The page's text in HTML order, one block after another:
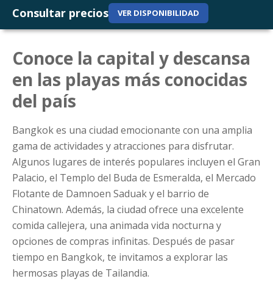
Consultar precios VER DISPONIBILIDAD
Conoce la capital y descansa
en las playas más conocidas
del país
Bangkok es una ciudad emocionante con una amplia
gama de actividades y atracciones para disfrutar.
Algunos lugares de interés populares incluyen el Gran
Palacio, el Templo del Buda de Esmeralda, el Mercado
Flotante de Damnoen Saduak y el barrio de
Chinatown. Además, la ciudad ofrece una excelente
comida callejera, una animada vida nocturna y
opciones de compras infinitas. Después de pasar
tiempo en Bangkok, te invitamos a explorar las
hermosas playas de Tailandia.